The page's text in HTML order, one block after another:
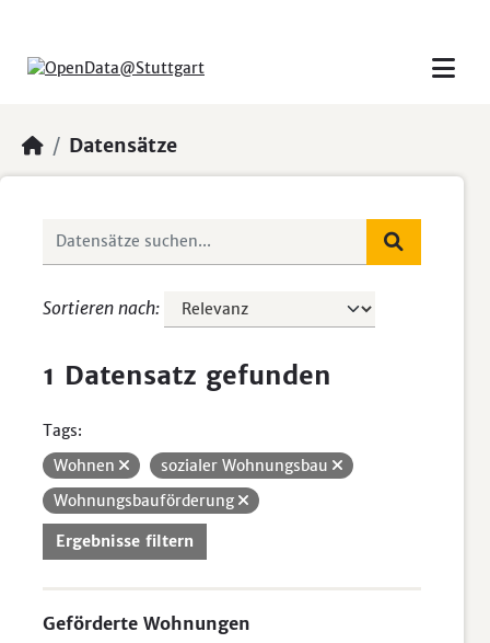
Datensätze
Sortieren nach
1 Datensatz gefunden
Tags:
Wohnen
sozialer Wohnungsbau
Wohnungsbauförderung
Ergebnisse filtern
Geförderte Wohnungen